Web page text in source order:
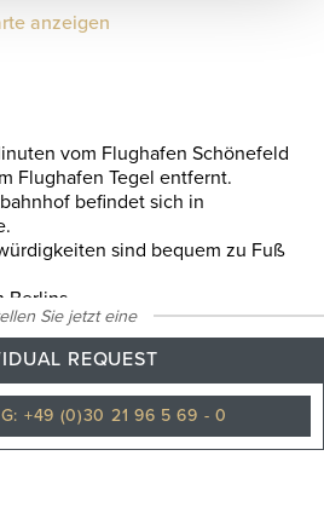
Sie jetzt eine
REQUEST
+49 (0)30 21 96 5 69 - 0
anzeigen
vom Flughafen Schönefeld
Flughafen Tegel entfernt.
befindet sich in
sind bequem zu Fuß
Berlins